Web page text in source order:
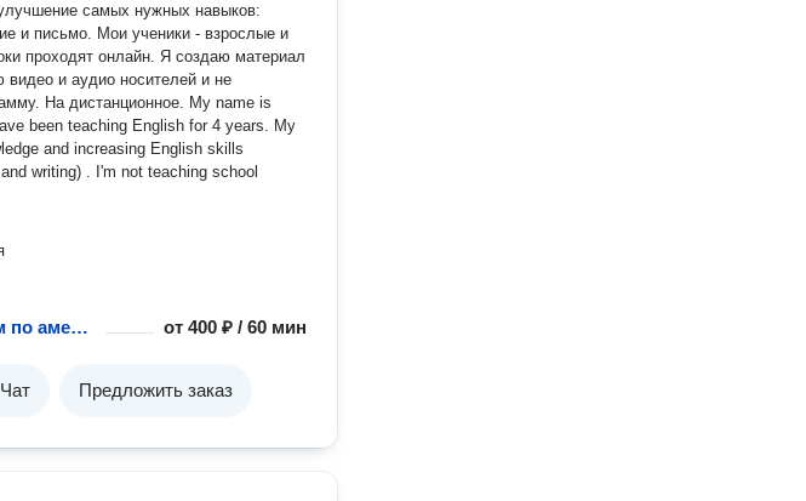
самых нужных навыков:
и письмо. Мои ученики - взрослые и
и аудио носителей и не
name is
and increasing English skills
writing) . I'm not teaching school
Занятие с репетитором по американскому английскому языку от400 ₽ / 60 мин
Чат Предложить заказ